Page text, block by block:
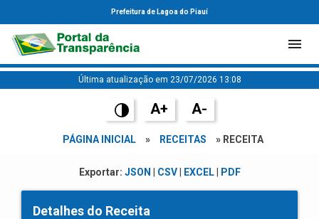
Prefeitura de Lagoa do Piauí
Última atualização em 23/07/2026 13:08
A+ A-
PÁGINA INICIAL » RECEITAS » RECEITA
Exportar: JSON CSV| EXCEL| PDF
Detalhes do Receita